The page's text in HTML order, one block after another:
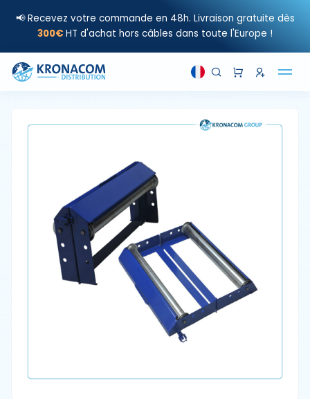
📢 Recevez votre commande en 48h. Livraison gratuite dès
300€ HT d'achat hors câbles dans toute l'Europe !